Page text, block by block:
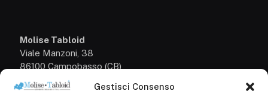
Gestisci Consenso
Molise Tabloid
Viale Manzoni, 38
86100 Campobasso (CB)
+39 3333169466